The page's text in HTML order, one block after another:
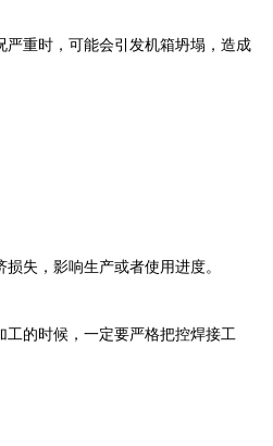
重时，可能会引发机箱坍塌，造成
失，影响生产或者使用进度。
的时候，一定要严格把控焊接工